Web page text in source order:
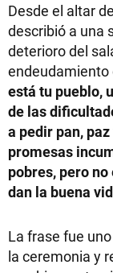
Desde el altar
describió a una
deterioro del
endeudamiento
está tu pueblo,
de las
a pedir pan,
promesas
pobres, pero
dan la buena
La frase fue
la ceremonia y